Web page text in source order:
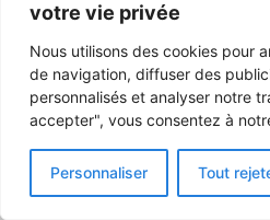
votre vie privée
Nous utilisons des cookies pour
de navigation, diffuser des
personnalisés et analyser notre
accepter", vous consentez à
Personnaliser Tout